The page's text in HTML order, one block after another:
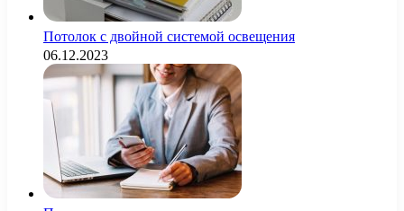
Потолок с двойной системой освещения
06.12.2023